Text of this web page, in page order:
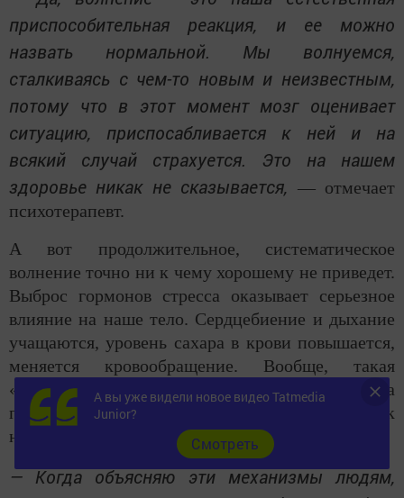
приспособительная реакция, и ее можно
назвать нормальной. Мы волнуемся,
сталкиваясь с чем-то новым и неизвестным,
потому что в этот момент мозг оценивает
ситуацию, приспосабливается к ней и на
всякий случай страхуется. Это на нашем
здоровье никак не сказывается, — отмечает
психотерапевт.
А вот продолжительное, систематическое
волнение точно ни к чему хорошему не приведет.
Выброс гормонов стресса оказывает серьезное
влияние на наше тело. Сердцебиение и дыхание
учащаются, уровень сахара в крови повышается,
меняется кровообращение. Вообще, такая
«акция» обычно не вредит. Но если она
происходит часто, то может приводить к
нарушению работы сердца.
— Когда объясняю эти механизмы людям,
А вы уже видели новое видео Tatmedia
Junior?
Cмотреть